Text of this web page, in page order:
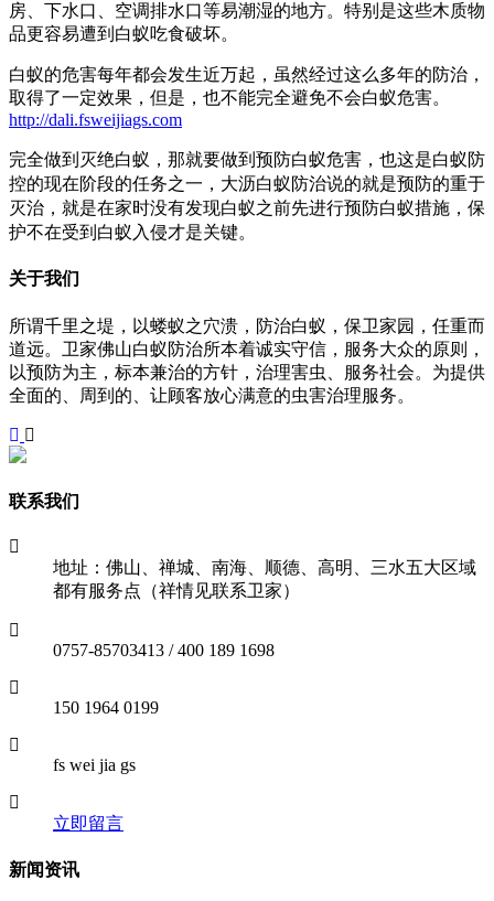
房、下水口、空调排水口等易潮湿的地方。特别是这些木质物
品更容易遭到白蚁吃食破坏。
白蚁的危害每年都会发生近万起，虽然经过这么多年的防治，
取得了一定效果，但是，也不能完全避免不会白蚁危害。
http://dali.fsweijiags.com
完全做到灭绝白蚁，那就要做到预防白蚁危害，也这是白蚁防
控的现在阶段的任务之一，大沥白蚁防治说的就是预防的重于
灭治，就是在家时没有发现白蚁之前先进行预防白蚁措施，保
护不在受到白蚁入侵才是关键。
关于我们
所谓千里之堤，以蝼蚁之穴溃，防治白蚁，保卫家园，任重而
道远。卫家佛山白蚁防治所本着诚实守信，服务大众的原则，
以预防为主，标本兼治的方针，治理害虫、服务社会。为提供
全面的、周到的、让顾客放心满意的虫害治理服务。
联系我们
地址：佛山、禅城、南海、顺德、高明、三水五大区域
都有服务点（祥情见联系卫家）
0757-85703413 / 400 189 1698
150 1964 0199
fs wei jia gs
立即留言
新闻资讯